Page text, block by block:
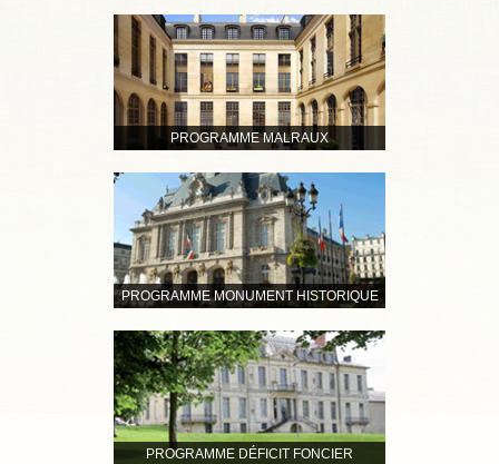
PROGRAMME MALRAUX
PROGRAMME MONUMENT HISTORIQUE
PROGRAMME DÉFICIT FONCIER